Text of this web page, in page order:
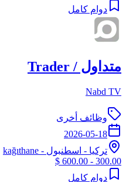
دوام كامل
متداول / Trader
Nabd TV
وظائف أخرى
2026-05-18
تركيا - اسطنبول - kağıthane
300.00 - 600.00 $
دوام كامل